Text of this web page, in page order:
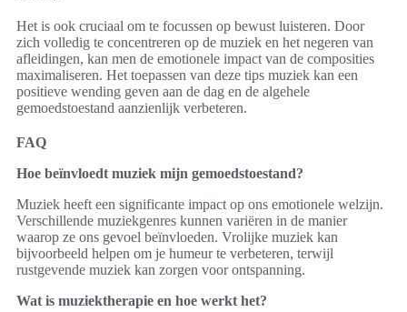
Het is ook cruciaal om te focussen op bewust luisteren. Door
zich volledig te concentreren op de muziek en het negeren van
afleidingen, kan men de emotionele impact van de composities
maximaliseren. Het toepassen van deze tips muziek kan een
positieve wending geven aan de dag en de algehele
gemoedstoestand aanzienlijk verbeteren.
FAQ
Hoe beïnvloedt muziek mijn gemoedstoestand?
Muziek heeft een significante impact op ons emotionele welzijn.
Verschillende muziekgenres kunnen variëren in de manier
waarop ze ons gevoel beïnvloeden. Vrolijke muziek kan
bijvoorbeeld helpen om je humeur te verbeteren, terwijl
rustgevende muziek kan zorgen voor ontspanning.
Wat is muziektherapie en hoe werkt het?